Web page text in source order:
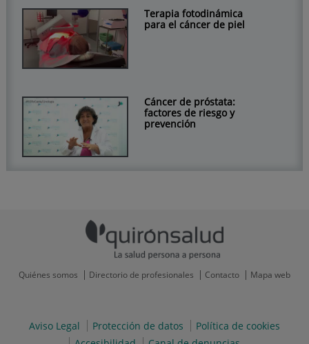
Terapia fotodinámica
para el cáncer de piel
Cáncer de próstata:
factores de riesgo y
prevención
Quiénes somos Directorio de profesionales Contacto Mapa web
Aviso Legal Protección de datos
Política de cookies